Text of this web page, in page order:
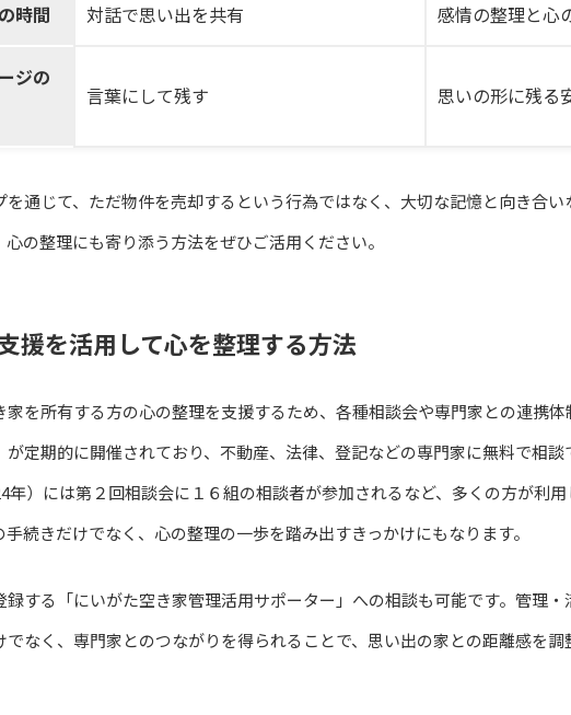
時間 対話で思い出を共有 感情の整理と心
ジの
言葉にして残す 思いの形に残る
を通じて、ただ物件を売却するという行為ではなく、大切な記憶と向き合
の整理にも寄り添う方法をぜひご活用ください。
援を活用して心を整理する方法
家を所有する方の心の整理を支援するため、各種相談会や専門家との連携
が定期的に開催されており、不動産、法律、登記などの専門家に無料で相談
年）には第２回相談会に１６組の相談者が参加されるなど、多くの方が利
続きだけでなく、心の整理の一歩を踏み出すきっかけにもなります。
録する「にいがた空き家管理活用サポーター」への相談も可能です。管理
でなく、専門家とのつながりを得られることで、思い出の家との距離感を